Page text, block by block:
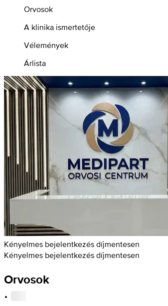
Orvosok
A klinika ismertetője
Vélemények
Árlista
Kényelmes bejelentkezés díjmentesen
Kényelmes bejelentkezés díjmentesen
Orvosok
·